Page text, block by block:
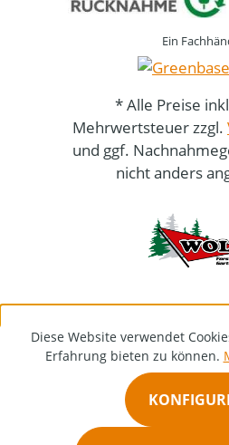
Ein
* Alle Preise
Mehrwertsteuer zzgl.
und ggf.
nicht anders
Diese Website verwendet
Erfahrung bieten zu können.